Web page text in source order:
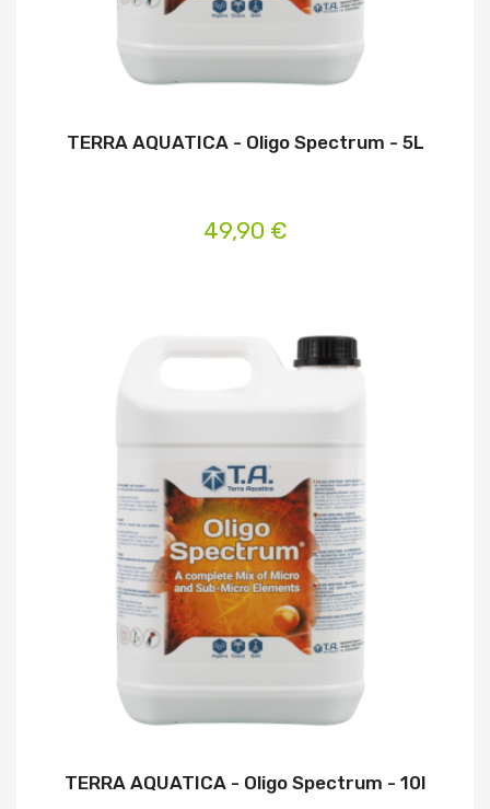
TERRA AQUATICA - Oligo Spectrum - 5L
49,90 €
TERRA AQUATICA - Oligo Spectrum - 10l